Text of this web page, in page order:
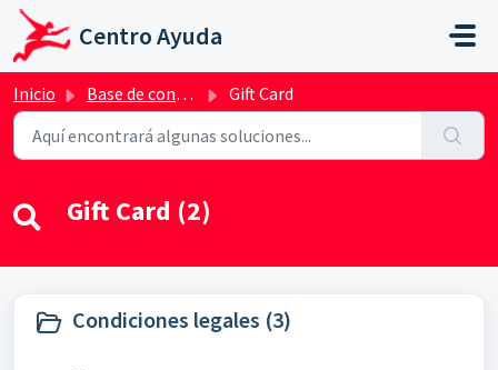
Saltar al contenido principal
Centro Ayuda
Inicio Base de conocimientos Gift Card
Gift Card (2)
Condiciones legales (3)